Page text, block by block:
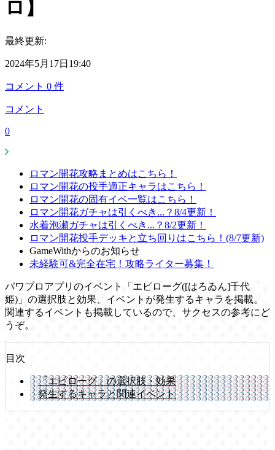
ロ】
最終更新:
2024年5月17日19:40
コメント 0 件
コメント
0
ロマン開花攻略まとめはこちら！
ロマン開花の投手適正キャラはこちら！
ロマン開花の固有イベ一覧はこちら！
ロマン開花ガチャは引くべき...？8/4更新！
水着泡瀬ガチャは引くべき...？8/2更新！
ロマン開花投手デッキと立ち回りはこちら！(8/7更新)
GameWithからのお知らせ
未経験可&完全在宅！攻略ライター募集！
パワプロアプリのイベント「エピローグ([はろゐん]千代
姫)」の選択肢と効果、イベントが発生するキャラを掲載。
関連するイベントも掲載しているので、サクセスの参考にど
うぞ。
目次
「エピローグ」の選択肢・効果
発生するキャラと関連イベント